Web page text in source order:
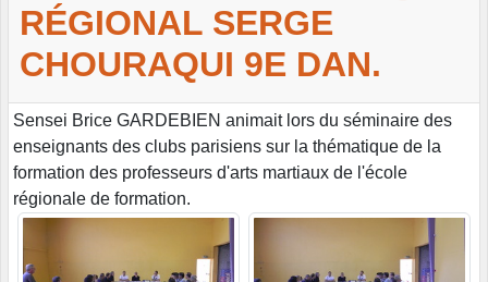
RÉGIONAL SERGE
CHOURAQUI 9E DAN.
Sensei Brice GARDEBIEN animait lors du séminaire des
enseignants des clubs parisiens sur la thématique de la
formation des professeurs d'arts martiaux de l'école
régionale de formation.